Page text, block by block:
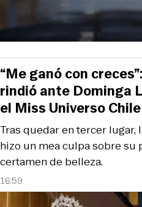
16:59
Tras quedar en tercer
hizo un mea culpa sobre su
certamen de belleza.
“Me ganó con
rindió ante Dominga
el Miss Universo Chile